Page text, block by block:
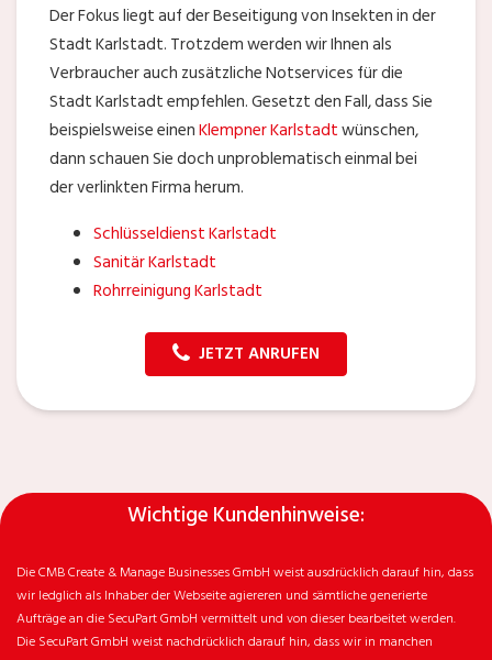
Der Fokus liegt auf der Beseitigung von Insekten in der
Stadt Karlstadt. Trotzdem werden wir Ihnen als
Verbraucher auch zusätzliche Notservices für die
Stadt Karlstadt empfehlen. Gesetzt den Fall, dass Sie
beispielsweise einenKlempner Karlstadtwünschen,
dann schauen Sie doch unproblematisch einmal bei
der verlinkten Firma herum.
Schlüsseldienst Karlstadt
Sanitär Karlstadt
Rohrreinigung Karlstadt
JETZT ANRUFEN
Wichtige Kundenhinweise:
Die CMB Create & Manage Businesses GmbH weist ausdrücklich darauf hin, dass
wir ledglich als Inhaber der Webseite agiereren und sämtliche generierte
Aufträge an die SecuPart GmbH vermittelt und von dieser bearbeitet werden.
Die SecuPart GmbH weist nachdrücklich darauf hin, dass wir in manchen